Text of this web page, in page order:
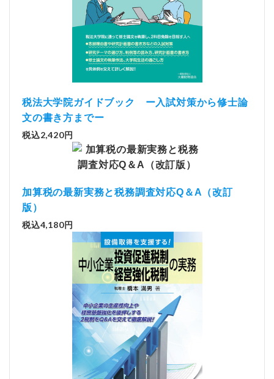
税法大学院ガイドブック ー入試対策から修士論
文の書き方までー
税込2,420円
加算税の最新実務と税務調査対応Q＆A（改訂
版）
税込4,180円